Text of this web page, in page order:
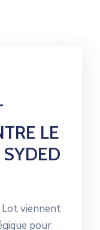
LE
Lot viennent
pour